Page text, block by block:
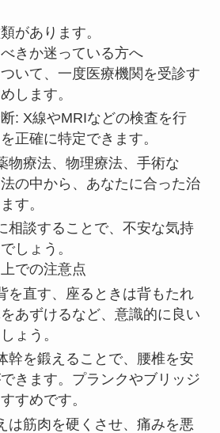
があります。
きか迷っている方へ
いて、一度医療機関を受診す
します。
: X線やMRIなどの検査を行
正確に特定できます。
物療法、物理療法、手術な
の中から、あなたに合った治
す。
相談することで、不安な気持
しょう。
での注意点
を直す、座るときは背もたれ
あずけるなど、意識的に良い
ょう。
幹を鍛えることで、腰椎を安
きます。プランクやブリッジ
すめです。
は筋肉を硬くさせ、痛みを悪